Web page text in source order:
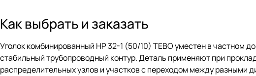
Как выбрать и заказать
Уголок комбинированный НР 32-1 (50/10) TEBO уместен в частном
стабильный трубопроводный контур. Деталь применяют при
распределительных узлов и участков с переходом между разными